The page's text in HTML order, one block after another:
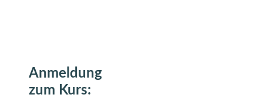
Anmeldung
zum Kurs: